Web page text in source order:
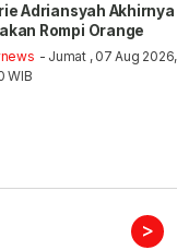
Adriansyah Akhirnya
Rompi Orange
- Jumat , 07 Aug 2026,
WIB
>